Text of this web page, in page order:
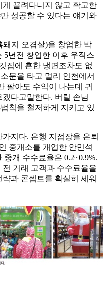
끌려다니지 않고 확고한
성공할 수 있다는 얘기와
지 오겹살)을 창업한 박
5년전 창업한 이후 우직스
집에 흔한 냉면조차도 없
문을 타고 멀리 인천에서
팔아도 수익이 나는데 귀
다고말한다. 버릴 손님
칙을 철저하게 지키고 있
지다. 은행 지점장을 은퇴
중개소를 개업한 안민석
중개 수수료율은 0.2~0.9%.
거래 고객과 수수료율을
과 콘셉트를 확실히 세워